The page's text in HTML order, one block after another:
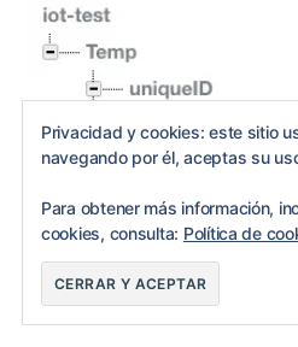
Privacidad y cookies: este sitio
navegando por él, aceptas su
Para obtener más información,
cookies, consulta: Política de